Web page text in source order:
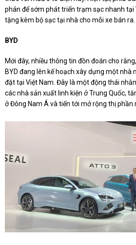
phán để sớm phát triển trạm sạc nhanh tại
tặng kèm bộ sạc tại nhà cho mỗi xe bán ra.
BYD
Mới đây, nhiều thông tin đồn đoán cho
BYD đang lên kế hoạch xây dựng một nhà
đặt tại Việt Nam. Đây là một động thái
các nhà sản xuất linh kiện ở Trung Quốc,
ở Đông Nam Á và tiến tới mở rộng thị phần